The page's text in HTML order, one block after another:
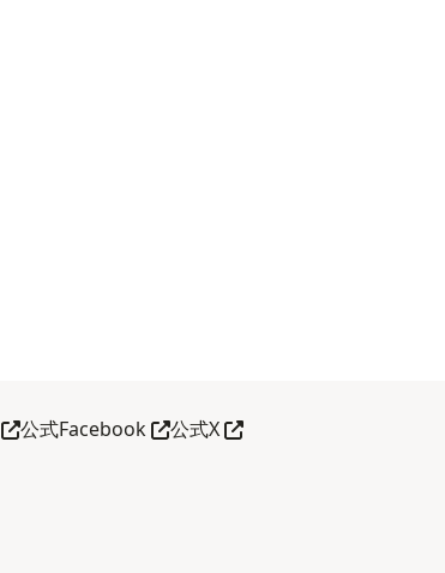
あたらしい タブで見る
公式Facebookあたらしい タブで見る
公式Xあたらしい タブで見る